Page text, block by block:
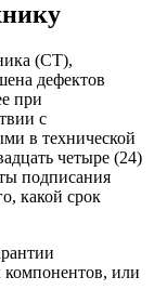
(СТ),
дефектов
при
с
в технической
четыре (24)
подписания
какой срок
компонентов, или